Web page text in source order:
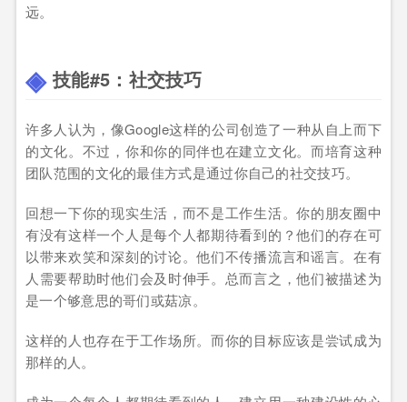
远。
技能#5：社交技巧
许多人认为，像Google这样的公司创造了一种从自上而下
的文化。不过，你和你的同伴也在建立文化。而培育这种
团队范围的文化的最佳方式是通过你自己的社交技巧。
回想一下你的现实生活，而不是工作生活。你的朋友圈中
有没有这样一个人是每个人都期待看到的？他们的存在可
以带来欢笑和深刻的讨论。他们不传播流言和谣言。在有
人需要帮助时他们会及时伸手。总而言之，他们被描述为
是一个够意思的哥们或菇凉。
这样的人也存在于工作场所。而你的目标应该是尝试成为
那样的人。